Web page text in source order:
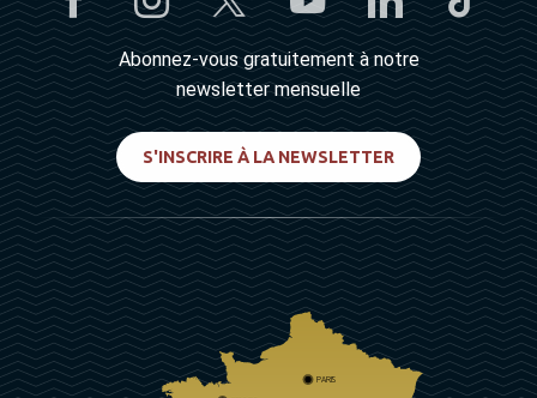
Abonnez-vous gratuitement à notre
newsletter mensuelle
S'INSCRIRE À LA NEWSLETTER
PARIS